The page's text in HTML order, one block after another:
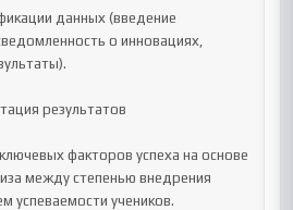
данных (введение
о инновациях,
результатов
факторов успеха на основе
между степенью внедрения
успеваемости учеников.